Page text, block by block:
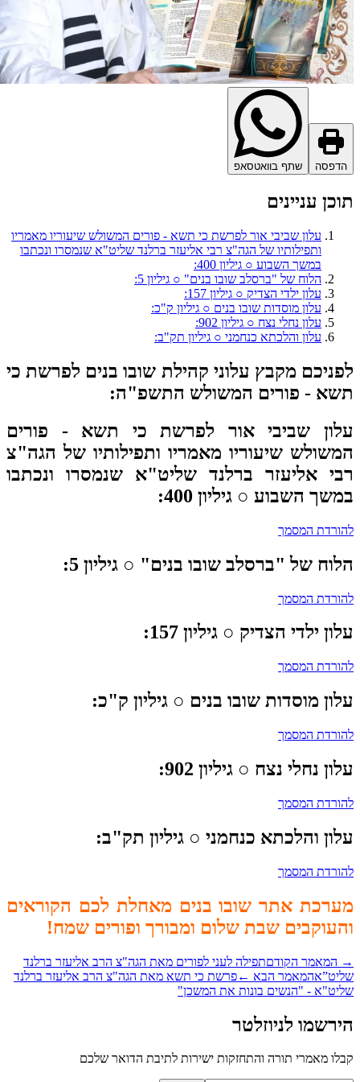
שתף בוואטסאפ
עניינים
עלון שביבי אור לפרשת כי תשא - פורים המשולש שיעוריו מאמריו
ותפילותיו של הגה"צ רבי אליעזר ברלנד שליט"א שנמסרו ונכתבו
במשך השבוע ○ גיליון 400:
הלוח של "ברסלב שובו בנים" ○ גיליון 5:
עלון ילדי הצדיק ○ גיליון 157:
עלון מוסדות שובו בנים ○ גיליון ק"כ:
עלון נחלי נצח ○ גיליון 902:
עלון והלכתא כנחמני ○ גיליון תק"ב:
מקבץ עלוני קהילת שובו בנים לפרשת כי
- פורים המשולש התשפ"ה:
שביבי אורלפרשת כי תשא - פורים
שיעוריו מאמריו ותפילותיו של הגה"צ
אליעזר ברלנד שליט"א שנמסרו ונכתבו
השבוע ○ גיליון 400:
המסמך
של "ברסלב שובו בנים"○ גיליון 5:
המסמך
ילדי הצדיק○ גיליון 157:
המסמך
מוסדות שובו בנים○ גיליון ק"כ:
המסמך
נחלי נצח○ גיליון 902:
המסמך
והלכתא כנחמני○ גיליון תק"ב:
המסמך
אתר שובו בנים מאחלת לכם הקוראים
שבת שלום ומבורך ופורים שמח!
המאמר הקודםתפילה לעני לפורים מאת הגה"צ הרב אליעזר ברלנד
המאמר הבא ← פרשת כי תשא מאת הגה"צ הרב אליעזר ברלנד
- "הנשים בונות את המשכן"
לניוזלטר
מאמרי תורה והתחזקות ישירות לתיבת הדואר שלכם